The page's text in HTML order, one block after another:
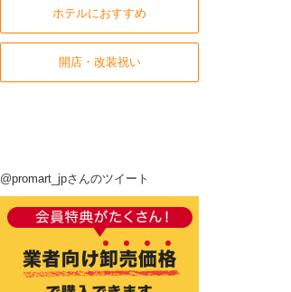
ホテルにおすすめ
開店・改装祝い
@promart_jpさんのツイート